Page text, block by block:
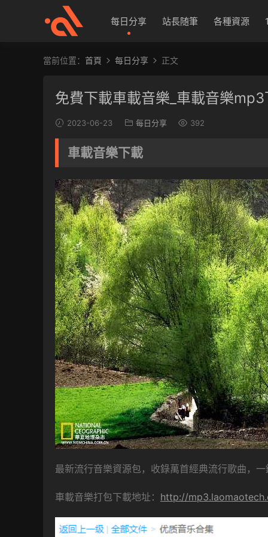
每日分享 站長随筆 各種資源
當前位置： 首頁 每日分享 正文
免費下載車載音樂_車載音樂mp3
2023-06-23 每日分享 392
車載音樂下載
最新流行音樂資源包，收錄萬首經典流行歌曲，
車載音樂打包下載地址： http://